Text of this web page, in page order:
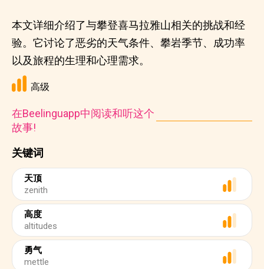
关键词
天顶
zenith
高度
altitudes
勇气
mettle
本文详细介绍了与攀登喜马拉雅山相关的挑战和经
验。它讨论了恶劣的天气条件、攀岩季节、成功率
以及旅程的生理和心理需求。
高级
在Beelinguapp中阅读和听这个
故事!